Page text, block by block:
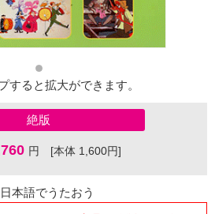
すると拡大ができます。
絶版
円 [本体 1,600円]
本語でうたおう